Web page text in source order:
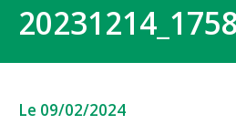
Le 09/02/2024